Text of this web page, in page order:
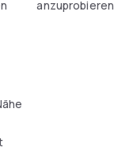
anzuprobieren